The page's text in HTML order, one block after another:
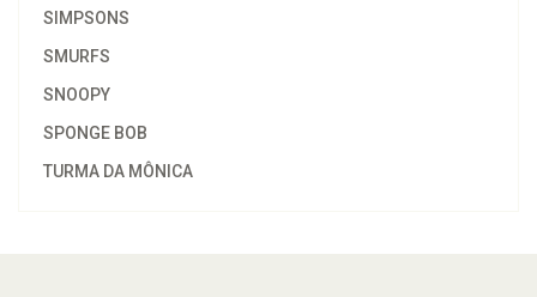
SIMPSONS
SMURFS
SNOOPY
SPONGE BOB
TURMA DA MÔNICA